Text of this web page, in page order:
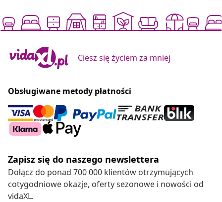
Ciesz się życiem za mniej
Obsługiwane metody płatności
Zapisz się do naszego newslettera
Dołącz do ponad 700 000 klientów otrzymujących
cotygodniowe okazje, oferty sezonowe i nowości od
vidaXL.